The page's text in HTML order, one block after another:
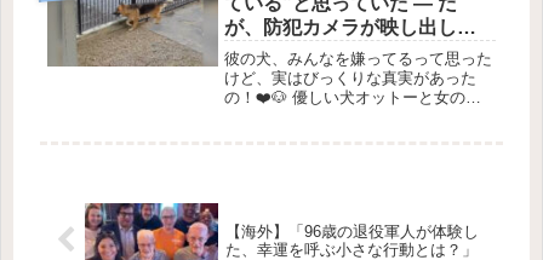
が、防犯カメラが映し出した
驚くべき真実とは？」
彼の犬、みんなを嫌ってるって思った
けど、実はびっくりな真実があった
の！❤️🐶 優しい犬オットーと女の子
【海外】「96歳の退役軍人が体験し
た、幸運を呼ぶ小さな行動とは？」